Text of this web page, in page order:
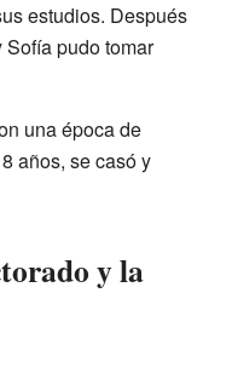
estudios. Después
pudo tomar
una época de
años, se casó y
y la